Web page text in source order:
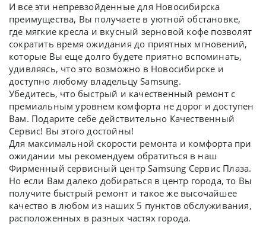
И все эти непревзойденные для Новосибирска
преимущества, Вы получаете в уютной обстановке,
где мягкие кресла и вкусный зерновой кофе позволят
сократить время ожидания до приятных мгновений,
которые Вы еще долго будете приятно вспоминать,
удивляясь, что это возможно в Новосибирске и
доступно любому владельцу Samsung.
Убедитесь, что быстрый и качественный ремонт с
премиальным уровнем комфорта не дорог и доступен
Вам. Подарите себе действительно Качественный
Сервис! Вы этого достойны!
Для максимальной скорости ремонта и комфорта при
ожидании мы рекомендуем обратиться в наш
Фирменный сервисный центр Samsung Сервис Плаза.
Но если Вам далеко добираться в центр города, то Вы
получите быстрый ремонт и такое же высочайшее
качество в любом из наших 5 пунктов обслуживания,
расположенных в разных частях города.